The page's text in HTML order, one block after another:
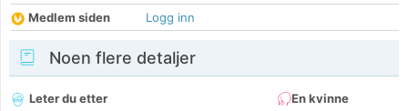
Medlem siden
Logg inn
Noen flere detaljer
Leter du etter
En kvinne